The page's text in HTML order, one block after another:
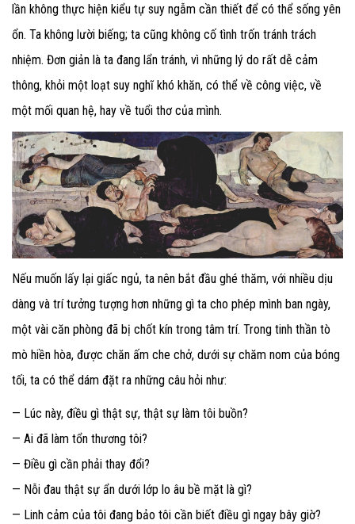
lần không thực hiện kiểu tự suy ngẫm cần thiết để có thể sống yên
ổn. Ta không lười biếng; ta cũng không cố tình trốn tránh trách
nhiệm. Đơn giản là ta đang lẩn tránh, vì những lý do rất dễ cảm
thông, khỏi một loạt suy nghĩ khó khăn, có thể về công việc, về
một mối quan hệ, hay về tuổi thơ của mình.
Nếu muốn lấy lại giấc ngủ, ta nên bắt đầu ghé thăm, với nhiều dịu
dàng và trí tưởng tượng hơn những gì ta cho phép mình ban ngày,
một vài căn phòng đã bị chốt kín trong tâm trí. Trong tinh thần tò
mò hiền hòa, được chăn ấm che chở, dưới sự chăm nom của bóng
tối, ta có thể dám đặt ra những câu hỏi như:
— Lúc này, điều gì thật sự, thật sự làm tôi buồn?
— Ai đã làm tổn thương tôi?
— Điều gì cần phải thay đổi?
— Nỗi đau thật sự ẩn dưới lớp lo âu bề mặt là gì?
— Linh cảm của tôi đang bảo tôi cần biết điều gì ngay bây giờ?